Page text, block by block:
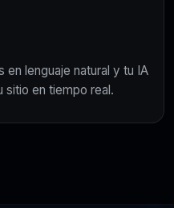
en lenguaje natural y tu IA
sitio en tiempo real.